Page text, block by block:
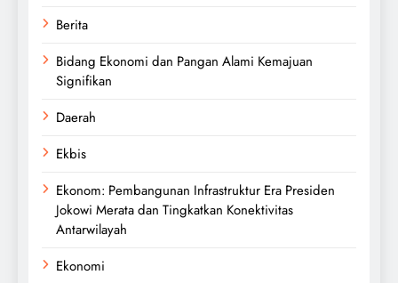
Berita
Bidang Ekonomi dan Pangan Alami Kemajuan
Signifikan
Daerah
Ekbis
Ekonom: Pembangunan Infrastruktur Era Presiden
Jokowi Merata dan Tingkatkan Konektivitas
Antarwilayah
Ekonomi